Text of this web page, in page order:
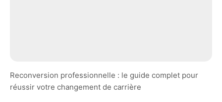
Reconversion professionnelle : le guide complet pour
réussir votre changement de carrière